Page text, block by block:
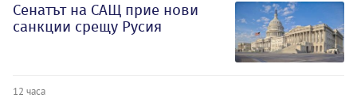
Сенатът на САЩ прие нови
санкции срещу Русия
12 часа